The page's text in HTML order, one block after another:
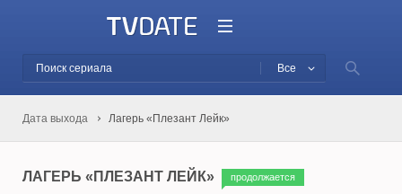
Все
Дата выхода Лагерь «Плезант Лейк»
ЛАГЕРЬ «ПЛЕЗАНТ ЛЕЙК» продолжается